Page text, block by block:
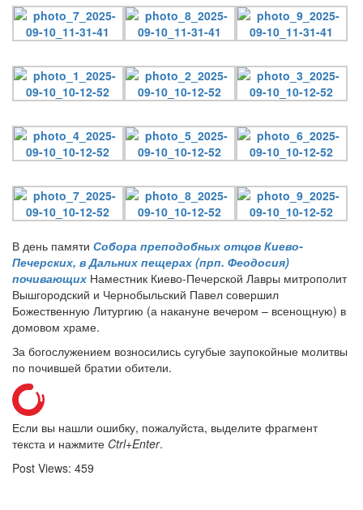
Перейти к архиву
В день памяти Собора преподобных отцов Киево-
Печерских, в Дальних пещерах (прп. Феодосия)
почивающих Наместник Киево-Печерской Лавры митрополит
Вышгородский и Чернобыльский Павел совершил
Божественную Литургию (а накануне вечером – всенощную) в
домовом храме.
За богослужением возносились сугубые заупокойные молитвы
по почившей братии обители.
Если вы нашли ошибку, пожалуйста, выделите фрагмент
текста и нажмите Ctrl+Enter.
Post Views: 459